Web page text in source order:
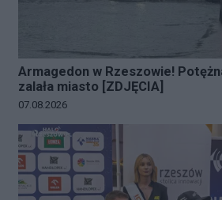
Armagedon w Rzeszowie!
zalała miasto [ZDJĘCIA]
Data dodania galerii:
07.08.2026